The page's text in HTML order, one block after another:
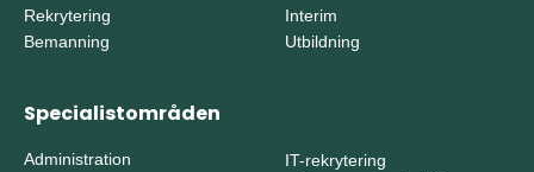
Rekrytering
Bemanning
Interim
Utbildning
Specialistområden
Administration
IT-rekrytering